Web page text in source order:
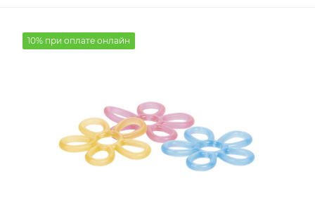
10% при оплате онлайн